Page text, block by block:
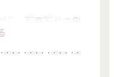
ら、写真写りの良
ます✨